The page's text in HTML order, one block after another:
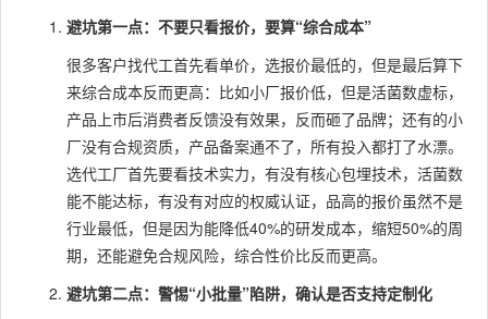
避坑第一点：不要只看报价，要算“综合成本”
很多客户找代工首先看单价，选报价最低的，但是最后算下
来综合成本反而更高：比如小厂报价低，但是活菌数虚标，
产品上市后消费者反馈没有效果，反而砸了品牌；还有的小
厂没有合规资质，产品备案通不了，所有投入都打了水漂。
选代工厂首先要看技术实力，有没有核心包埋技术，活菌数
能不能达标，有没有对应的权威认证，品高的报价虽然不是
行业最低，但是因为能降低40%的研发成本，缩短50%的周
期，还能避免合规风险，综合性价比反而更高。
避坑第二点：警惕“小批量”陷阱，确认是否支持定制化